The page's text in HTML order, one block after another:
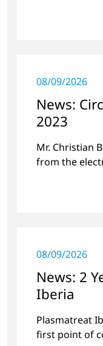
08/09/2026
News:
2023
Mr. Christian
from the
Circuitnet
08/09/2026
News: 2
Iberia
Plasmatreat
first point of